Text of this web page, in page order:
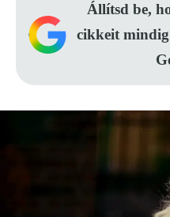
Állítsd be,
cikkeit mindig